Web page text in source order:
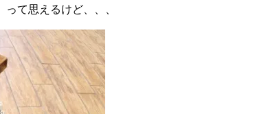
って思えるけど、、、